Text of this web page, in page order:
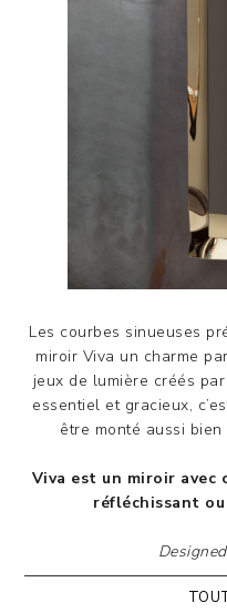
Les courbes sinueuses
miroir Viva un charme
jeux de lumière créés
essentiel et gracieux,
être monté aussi
Viva est un miroir
réfléchissant